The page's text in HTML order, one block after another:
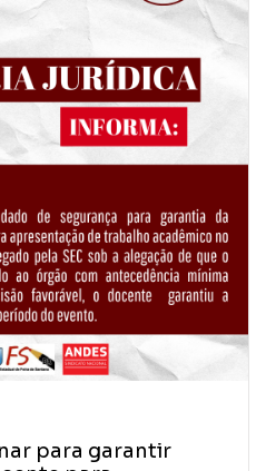
para garantir